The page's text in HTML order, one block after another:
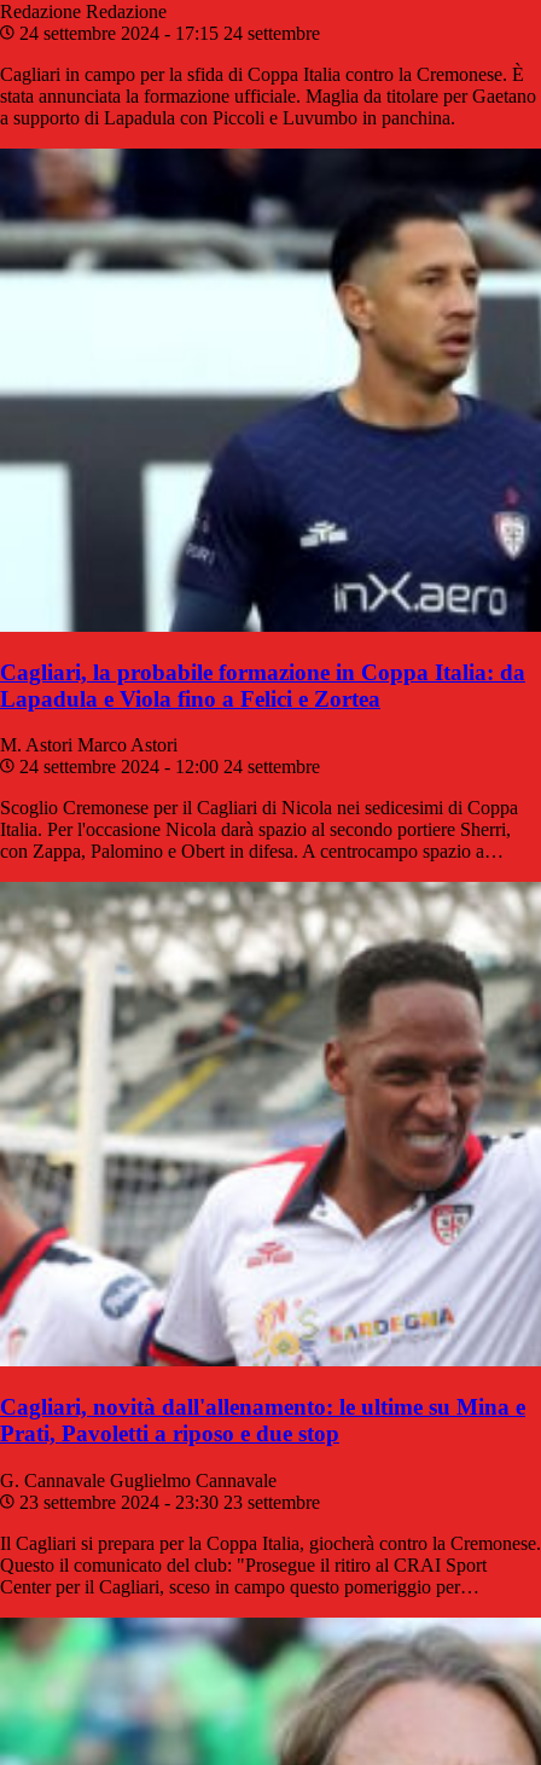
Redazione Redazione
24 settembre 2024 - 17:15 24 settembre
Cagliari in campo per la sfida di Coppa Italia contro la Cremonese. È
stata annunciata la formazione ufficiale. Maglia da titolare per Gaetano
a supporto di Lapadula con Piccoli e Luvumbo in panchina.
Cagliari, la probabile formazione in Coppa Italia: da
Lapadula e Viola fino a Felici e Zortea
M. Astori Marco Astori
24 settembre 2024 - 12:00 24 settembre
Scoglio Cremonese per il Cagliari di Nicola nei sedicesimi di Coppa
Italia. Per l'occasione Nicola darà spazio al secondo portiere Sherri,
con Zappa, Palomino e Obert in difesa. A centrocampo spazio a…
Cagliari, novità dall'allenamento: le ultime su Mina e
Prati, Pavoletti a riposo e due stop
G. Cannavale Guglielmo Cannavale
23 settembre 2024 - 23:30 23 settembre
Il Cagliari si prepara per la Coppa Italia, giocherà contro la Cremonese.
Questo il comunicato del club: "Prosegue il ritiro al CRAI Sport
Center per il Cagliari, sceso in campo questo pomeriggio per…